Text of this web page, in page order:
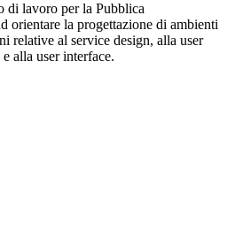
di lavoro per la Pubblica
orientare la progettazione di ambienti
relative al service design, alla user
alla user interface.